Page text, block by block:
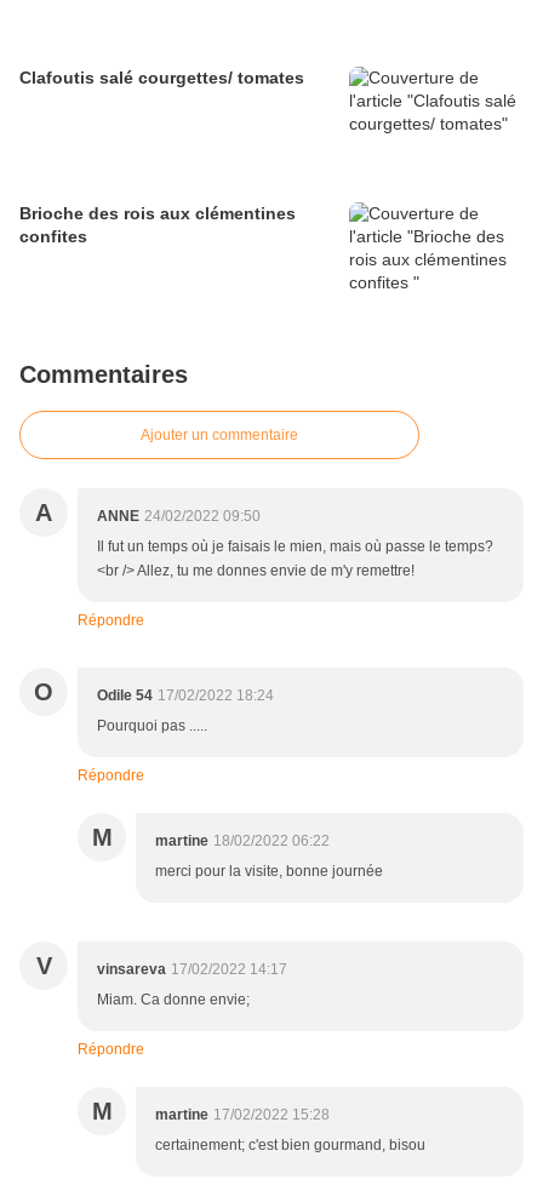
Clafoutis salé courgettes/ tomates
Brioche des rois aux clémentines
confites
Commentaires
Ajouter un commentaire
A ANNE 24/02/2022 09:50
Il fut un temps où je faisais le mien, mais où passe le temps?
<br /> Allez, tu me donnes envie de m'y remettre!
Répondre
O Odile 54 17/02/2022 18:24
Pourquoi pas .....
Répondre
M martine 18/02/2022 06:22
merci pour la visite, bonne journée
V vinsareva 17/02/2022 14:17
Miam. Ca donne envie;
Répondre
M martine 17/02/2022 15:28
certainement; c'est bien gourmand, bisou